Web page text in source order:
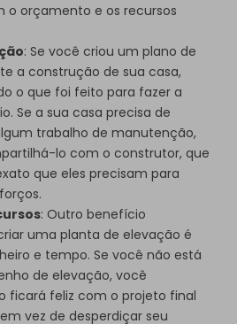
o orçamento e os recursos
: Se você criou um plano de
a construção de sua casa,
o que foi feito para fazer a
Se a sua casa precisa de
trabalho de manutenção,
lo com o construtor, que
que eles precisam para
: Outro benefício
uma planta de elevação é
e tempo. Se você não está
de elevação, você
ficará feliz com o projeto final
vez de desperdiçar seu